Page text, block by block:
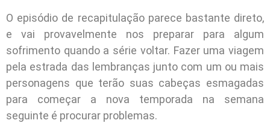
O episódio de recapitulação parece bastante direto,
e vai provavelmente nos preparar para algum
sofrimento quando a série voltar. Fazer uma viagem
pela estrada das lembranças junto com um ou mais
personagens que terão suas cabeças esmagadas
para começar a nova temporada na semana
seguinte é procurar problemas.